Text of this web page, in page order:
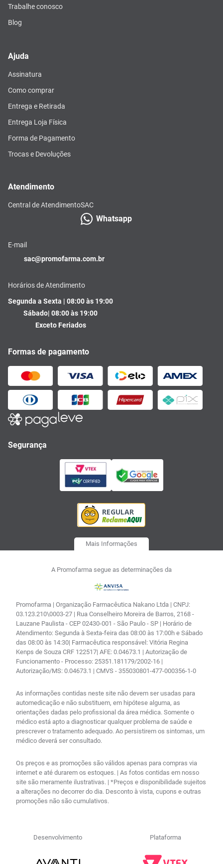
Trabalhe conosco
Blog
Ajuda
Assinatura
Como comprar
Entrega e Retirada
Entrega Loja Física
Forma de Pagamento
Trocas e Devoluções
Atendimento
Central de AtendimentoSAC
Whatsapp
E-mail
sac@promofarma.com.br
Horários de Atendimento
Segunda a Sexta | 08:00 às 19:00
Sábado| 08:00 às 19:00
Exceto Feriados
Formas de pagamento
Segurança
Mais Informações
A Promofarma segue as determinações da
Promofarma | Organização Farmacêutica Nakano Ltda | CNPJ:
03.123.210\0003-27 | Rua Conselheiro Moreira de Barros, 2168 -
Lauzane Paulista - CEP 02430-001 - São Paulo - SP | Horário de
Atendimento: Segunda à Sexta-feira das 08:00 às 17:00h e Sábado
das 08:00 às 14:30| Farmacêutica responsável: Vitória Regina
Kenps de Souza CRF 122517| AFE: 0.04673.1 | Autorização de
Funcionamento - Processo: 25351.181179/2002-16 |
Autorização/MS: 0.04673.1 | CMVS - 355030801-477-000356-1-0
As informações contidas neste site não devem ser usadas para
automedicação e não substituem, em hipótese alguma, as
orientações dadas pelo profissional da área médica. Somente o
médico está apto a diagnosticar qualquer problema de saúde e
prescrever o tratamento adequado. Ao persistirem os sintomas, um
médico deverá ser consultado.
Os preços e as promoções são válidos apenas para compras via
internet e até durarem os estoques. | As fotos contidas em nosso
site são meramente ilustrativas. | *Preços e disponibilidade sujeitos
a alterações no decorrer do dia. Desconto à vista, cupons e outras
promoções não são cumulativos.
Desenvolvimento Plataforma